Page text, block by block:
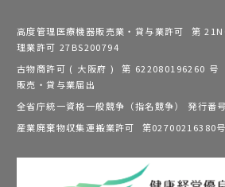
高度管理医療機器販売業・貸与業許可 第
理業許可 27BS200794
古物商許可 ( 大阪府 ) 第 622080196260
販売・貸与業届出
全省庁統一資格一般競争（指名競争） 発行番
産業廃棄物収集運搬業許可 第02700216380号